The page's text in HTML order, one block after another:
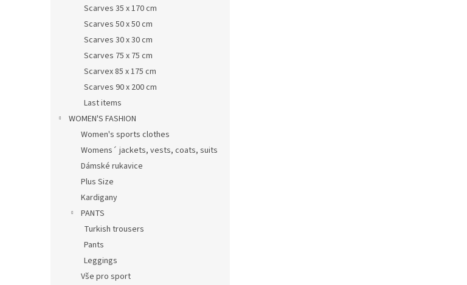
Scarves 35 x 170 cm
Scarves 50 x 50 cm
Scarves 30 x 30 cm
Scarves 75 x 75 cm
Scarvex 85 x 175 cm
Scarves 90 x 200 cm
Last items
WOMEN'S FASHION
Women's sports clothes
Womens´ jackets, vests, coats, suits
Dámské rukavice
Plus Size
Kardigany
PANTS
Turkish trousers
Pants
Leggings
Vše pro sport